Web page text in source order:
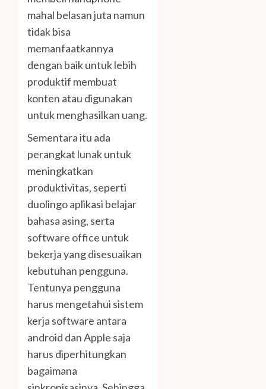
mahal belasan juta namun
tidak bisa
memanfaatkannya
dengan baik untuk lebih
produktif membuat
konten atau digunakan
untuk menghasilkan uang.
Sementara itu ada
perangkat lunak untuk
meningkatkan
produktivitas, seperti
duolingo aplikasi belajar
bahasa asing, serta
software office untuk
bekerja yang disesuaikan
kebutuhan pengguna.
Tentunya pengguna
harus mengetahui sistem
kerja software antara
android dan Apple saja
harus diperhitungkan
bagaimana